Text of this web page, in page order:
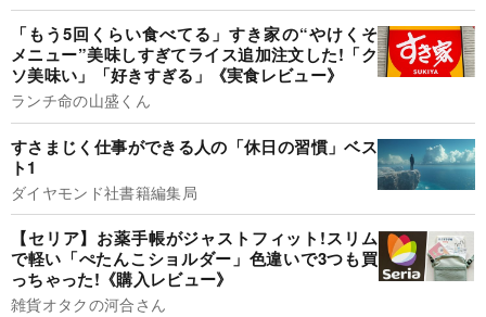
「もう5回くらい食べてる」すき家の“やけくそ
メニュー”美味しすぎてライス追加注文した!「ク
ソ美味い」「好きすぎる」《実食レビュー》
ランチ命の山盛くん
すさまじく仕事ができる人の「休日の習慣」ベス
ト1
ダイヤモンド社書籍編集局
【セリア】お薬手帳がジャストフィット!スリム
で軽い「ぺたんこショルダー」色違いで3つも買
っちゃった!《購入レビュー》
雑貨オタクの河合さん